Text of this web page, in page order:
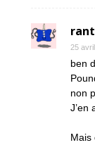
25
ben
non
J’en
Mais